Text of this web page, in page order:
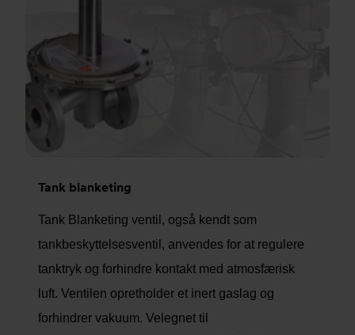
Tank blanketing
Tank Blanketing ventil, også kendt som
tankbeskyttelsesventil, anvendes for at regulere
tanktryk og forhindre kontakt med atmosfærisk
luft. Ventilen opretholder et inert gaslag og
forhindrer vakuum. Velegnet til